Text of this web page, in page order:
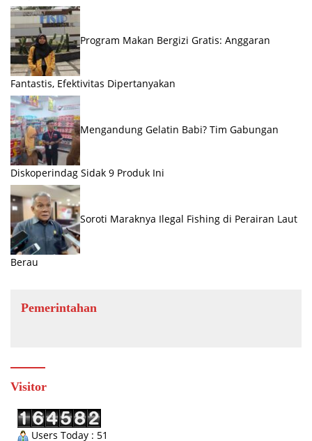
Program Makan Bergizi Gratis: Anggaran
Fantastis, Efektivitas Dipertanyakan
Mengandung Gelatin Babi? Tim Gabungan
Diskoperindag Sidak 9 Produk Ini
Soroti Maraknya Ilegal Fishing di Perairan Laut
Berau
Pemerintahan
Visitor
Users Today : 51